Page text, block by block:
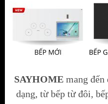
SAYHOME mang đến
dạng, từ bếp từ đôi,